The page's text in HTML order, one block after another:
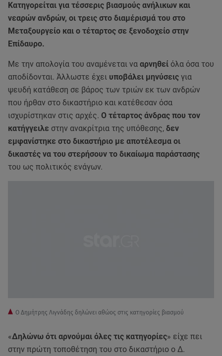
Κατηγορείται για τέσσερις βιασμούς ανήλικων και
νεαρών ανδρών, οι τρεις στο διαμέρισμά του στο
Μεταξουργείο και ο τέταρτος σε ξενοδοχείο στην
Επίδαυρο.
Με την απολογία του αναμένεται να αρνηθεί όλα όσα του
αποδίδονται. Άλλωστε έχει υποβάλει μηνύσεις για
ψευδή κατάθεση σε βάρος των τριών εκ των ανδρών
που ήρθαν στο δικαστήριο και κατέθεσαν όσα
ισχυρίστηκαν στις αρχές. Ο τέταρτος άνδρας που τον
κατήγγειλε στην ανακρίτρια της υπόθεσης, δεν
εμφανίστηκε στο δικαστήριο με αποτέλεσμα οι
δικαστές να του στερήσουν το δικαίωμα παράστασης
του ως πολιτικός ενάγων.
Ο Δημήτρης Λιγνάδης δηλώνει αθώος στις κατηγορίες βιασμού
«Δηλώνω ότι αρνούμαι όλες τις κατηγορίες» είχε πει
στην πρώτη τοποθέτηση του στο δικαστήριο ο Δ.